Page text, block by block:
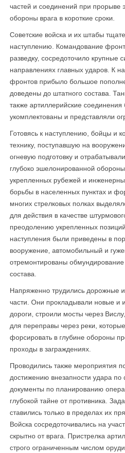
частей и соединений при прорыве
обороны врага в короткие сроки.
Советские войска и их штабы
наступлению. Командование
разведку, сосредоточило крупные
направлениях главных ударов. К
фронтов прибыло большое
доведены до штатного состава.
также артиллерийские
укомплектованы и представляли
Готовясь к наступлению, бойцы и
технику, поступавшую на
огневую подготовку и
глубоко эшелонированной
укрепленных рубежей и
борьбы в населенных пунктах и
многих стрелковых полках
для действия в качестве
преодолению укрепленных
наступления были приведены в
вооружение, автомобильный и
отремонтированы
состава.
Напряженно трудились дорожные
части. Они прокладывали новые и
дороги, строили мосты через
для переправы через реки,
форсировать в глу­бине обороны
проходы в заграждениях.
Проводились также мероприятия
достижению внезапно­сти удара
документы по планированию
глубокой тайне от противника.
ставились только в пределах их
Войска сосредоточивались на
скрытно от врага. Пристрелка
строго ограниченным числом